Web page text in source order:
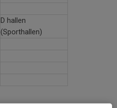
D hallen
(Sporthallen)